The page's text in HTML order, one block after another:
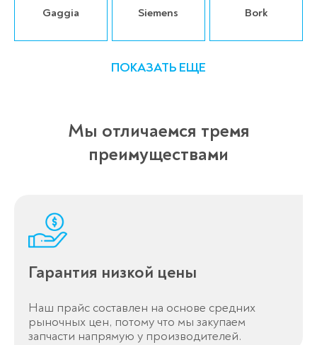
Gaggia Siemens Bork
ПОКАЗАТЬ ЕЩЕ
Мы отличаемся тремя
преимуществами
Гарантия низкой цены
Наш прайс составлен на основе средних
рыночных цен, потому что мы закупаем
запчасти напрямую у производителей.